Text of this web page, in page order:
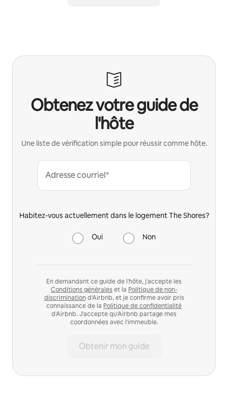
Obtenez votre guide de
l'hôte
Une liste de vérification simple pour réussir comme hôte.
Adresse courriel*
Habitez-vous actuellement dans le logement The Shores?
Oui Non
En demandant ce guide de l'hôte, j'accepte les
Conditions générales et la Politique de non-
discrimination d'Airbnb, et je confirme avoir pris
connaissance de la Politique de confidentialité
d'Airbnb. J'accepte qu'Airbnb partage mes
coordonnées avec l'immeuble.
Obtenir mon guide